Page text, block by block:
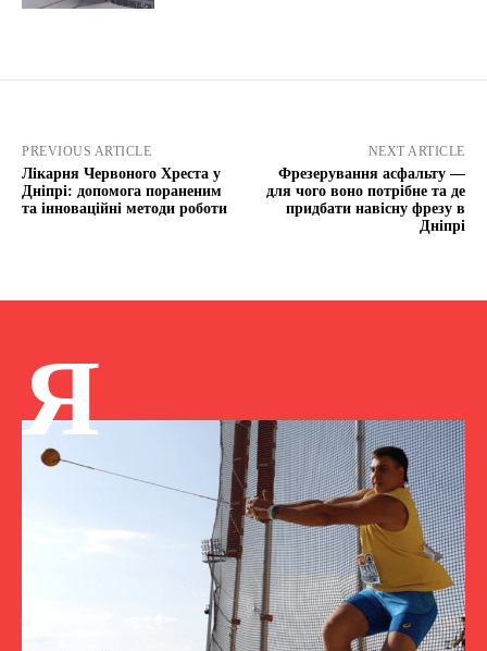
PREVIOUS ARTICLE
Лікарня Червоного Хреста у
Дніпрі: допомога пораненим
та інноваційні методи роботи
NEXT ARTICLE
Фрезерування асфальту —
для чого воно потрібне та де
придбати навісну фрезу в
Дніпрі
Я